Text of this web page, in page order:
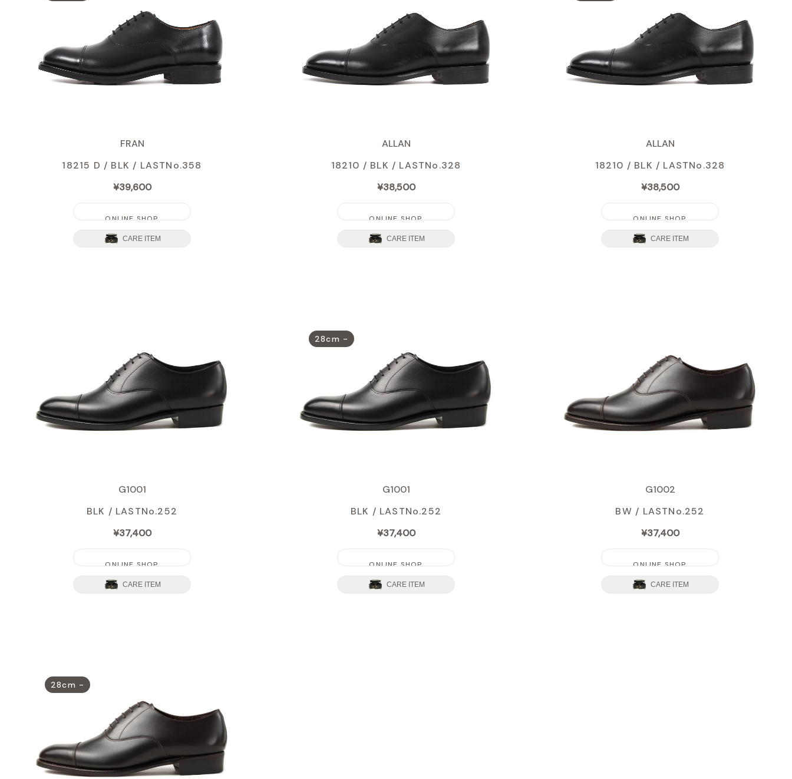
FRAN
18215 D / BLK / LASTNo.358
¥39,600
ONLINE SHOP
CARE ITEM
ALLAN
18210 / BLK / LASTNo.328
¥38,500
ONLINE SHOP
CARE ITEM
ALLAN
18210 / BLK / LASTNo.328
¥38,500
ONLINE SHOP
CARE ITEM
G1001
BLK / LASTNo.252
¥37,400
ONLINE SHOP
CARE ITEM
G1001
BLK / LASTNo.252
¥37,400
ONLINE SHOP
CARE ITEM
G1002
BW / LASTNo.252
¥37,400
ONLINE SHOP
CARE ITEM